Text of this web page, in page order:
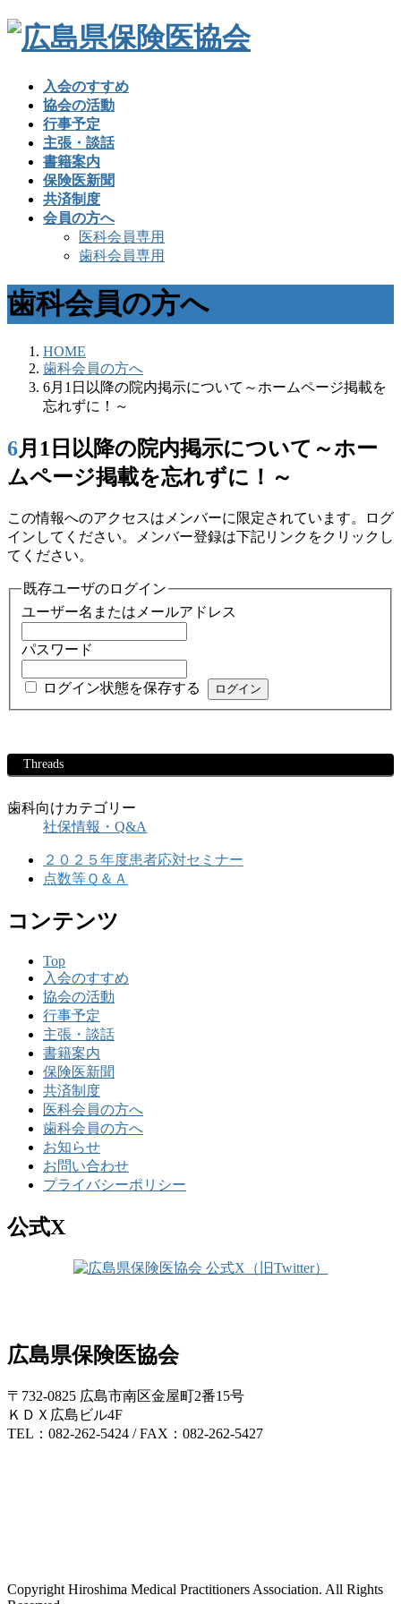
入会のすすめ
協会の活動
行事予定
主張・談話
書籍案内
保険医新聞
共済制度
会員の方へ
医科会員専用
歯科会員専用
歯科会員の方へ
HOME
歯科会員の方へ
6月1日以降の院内掲示について～ホームページ掲載を
忘れずに！～
6月1日以降の院内掲示について～ホー
ムページ掲載を忘れずに！～
この情報へのアクセスはメンバーに限定されています。ログ
インしてください。メンバー登録は下記リンクをクリックし
てください。
既存ユーザのログイン
ユーザー名またはメールアドレス
パスワード
ログイン状態を保存する
Threads
歯科向けカテゴリー
社保情報・Q&A
２０２５年度患者応対セミナー
点数等Ｑ＆Ａ
コンテンツ
Top
入会のすすめ
協会の活動
行事予定
主張・談話
書籍案内
保険医新聞
共済制度
医科会員の方へ
歯科会員の方へ
お知らせ
お問い合わせ
プライバシーポリシー
公式X
広島県保険医協会
〒732-0825 広島市南区金屋町2番15号
ＫＤＸ広島ビル4F
TEL：082-262-5424 / FAX：082-262-5427
Copyright Hiroshima Medical Practitioners Association. All Rights